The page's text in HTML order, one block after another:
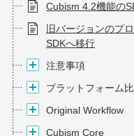
Cubism 4.2機能の
旧バージョンのプ
SDKへ移行
注意事項
プラットフォーム
Original Workflow
Cubism Core